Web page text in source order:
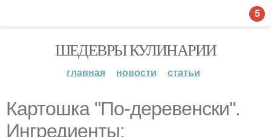
ШЕДЕВРЫ КУЛИНАРИИ
главная новости статьи
Картошка "По-деревенски".
Ингредиенты:
5